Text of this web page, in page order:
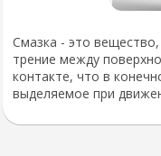
Смазка - это
трение между
контакте, что в
выделяемое при